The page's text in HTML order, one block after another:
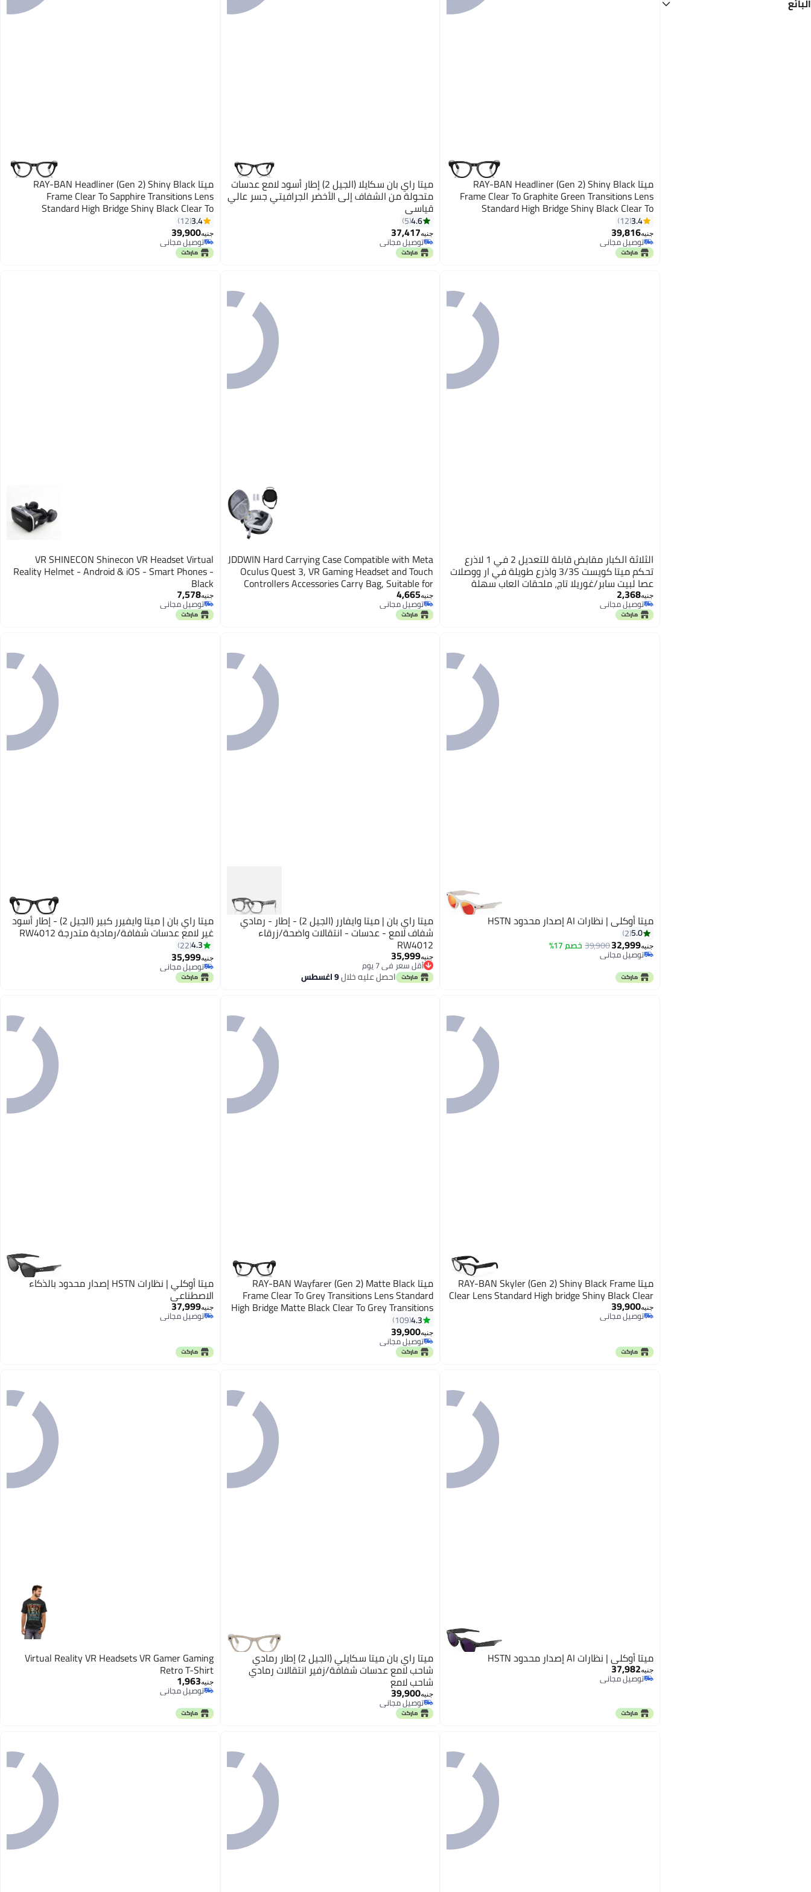
شفافالبائع
بيت الجمال
ميتا RAY-BAN Headliner (Gen 2) Shiny Black
Frame Clear To Graphite Green Transitions Lens
Standard High Bridge Shiny Black Clear To
Graphite Green Transitions Standard Size S50
Shiny Black Clear to Graphite Green Transitions
3.4
12
جنيه39,816
توصيل مجاني
توصيل مجاني
ميتا راي بان سكايلا (الجيل 2) إطار أسود لامع عدسات
متحولة من الشفاف إلى الأخضر الجرافيتي جسر عالي
قياسي
4.6
5
جنيه37,417
توصيل مجاني
توصيل مجاني
ميتا RAY-BAN Headliner (Gen 2) Shiny Black
Frame Clear To Sapphire Transitions Lens
Standard High Bridge Shiny Black Clear To
Sapphire Transitions Standard Size S50 Shiny
Black Clear to Sapphire Transitions
3.4
12
جنيه39,900
توصيل مجاني
توصيل مجاني
الثلاثة الكبار مقابض قابلة للتعديل 2 في 1 لاذرع
تحكم ميتا كويست 3/3S واذرع طويلة في ار ووصلات
عصا لبيت سابر/غوريلا تاج، ملحقات العاب سهلة
التركيب (نسخة شفافة) من بيجثري
جنيه2,368
توصيل مجاني
توصيل مجاني
JDDWIN Hard Carrying Case Compatible with Meta
Oculus Quest 3, VR Gaming Headset and Touch
Controllers Accessories Carry Bag, Suitable for
Travel and Home Storage Case, black, Vr 3
جنيه4,665
توصيل مجاني
توصيل مجاني
VR SHINECON Shinecon VR Headset Virtual
Reality Helmet - Android & iOS - Smart Phones -
Black
جنيه7,578
توصيل مجاني
توصيل مجاني
ميتا أوكلي | نظارات AI إصدار محدود HSTN
5.0
2
جنيه32,999
39,900خصم 17%
توصيل مجاني
باقي 1 وحدات في المخزون
توصيل مجاني
ميتا راي بان | ميتا وايفارر (الجيل 2) - إطار - رمادي
شفاف لامع - عدسات - انتقالات واضحة/زرقاء
RW4012
جنيه35,999
أقل سعر في 7 يوم
توصيل مجاني
أقل سعر في 7 يوماحصل عليه خلال9 اغسطس
ميتا راي بان | ميتا وايفيرر كبير (الجيل 2) - إطار أسود
غير لامع عدسات شفافة/رمادية متدرجة RW4012
4.3
22
جنيه35,999
توصيل مجاني
توصيل مجاني
ميتا RAY-BAN Skyler (Gen 2) Shiny Black Frame
Clear Lens Standard High bridge Shiny Black Clear
جنيه39,900
توصيل مجاني
توصيل مجاني
ميتا RAY-BAN Wayfarer (Gen 2) Matte Black
Frame Clear To Grey Transitions Lens Standard
High Bridge Matte Black Clear To Grey Transitions
Standard Size S50 Matte Black Clear to Grey
Transitions
4.3
109
جنيه39,900
توصيل مجاني
توصيل مجاني
ميتا أوكلي | نظارات HSTN إصدار محدود بالذكاء
الاصطناعي
جنيه37,999
توصيل مجاني
توصيل مجاني
ميتا أوكلي | نظارات AI إصدار محدود HSTN
جنيه37,982
توصيل مجاني
ميتا راي بان ميتا سكايلي (الجيل 2) إطار رمادي
شاحب لامع عدسات شفافة/زفير انتقالات رمادي
شاحب لامع
جنيه39,900
توصيل مجاني
توصيل مجاني
Virtual Reality VR Headsets VR Gamer Gaming
Retro T-Shirt
جنيه1,963
توصيل مجاني